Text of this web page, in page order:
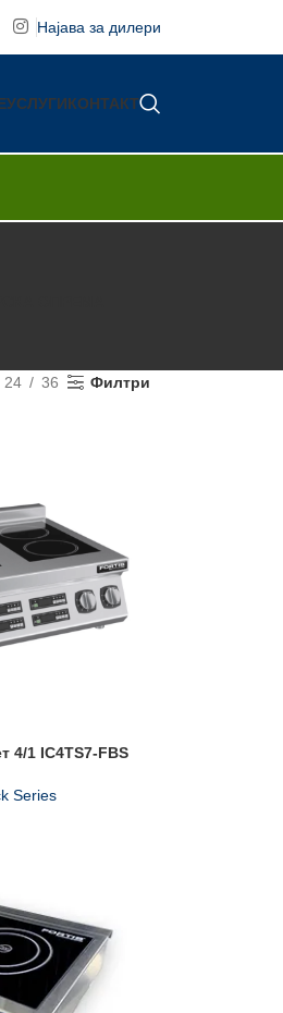
Најава за дилери
УСЛУГИКОНТАКТ
24 36 Филтри
4/1 IC4TS7-FBS
Series